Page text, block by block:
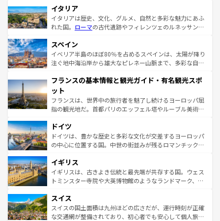
イタリア
イタリアは歴史、文化、グルメ、自然と多彩な魅力にあふ
れた国。 ローマの古代遺跡やフィレンツェのルネッサンス
ろん、トスカーナの美しい田園風景やアマルフィ海岸の絶
景など、自然景観も見逃せない。観光の合間には、本場の
ピザやパスタなど、絶品のイタリア料理を堪能することも
ませてくれるイタリアで、忘れられない旅をしてみよう！
なお、新着のイタリア情報は
しい。
スペイン
イベリア半島のほぼ80％を占めるスペインは、太陽が降り
注ぐ地中海沿岸から雄大なピレネー山脈まで、多彩な自然
文化が根付くこの国では、情熱的なフラメンコ、熱気あふ
れる闘牛、そして美味しいタパスが生活の一部となってい
る。首都マドリードの洗練された雰囲気や、バルセロナの
アートに溢れた街角から、地方では古代ローマ遺跡や中世
せる。地方によって風土や気候が異なるスペインはその個
性で訪れる人を魅了する。 なお、新着のスペイン情報は コ
ンテンツ一覧を参照してほしい。
フランスの基本情報と観光ガイド・有名観光スポ
ット
フランスは、世界中の旅行者を魅了し続けるヨーロッパ屈
指の観光地だ。首都パリのエッフェル塔やルーブル美術館
で、幅広い魅力が詰まっている。華麗な宮殿、歴史的な大
聖堂、美しいビーチ、そして豊かな自然が、訪れる者を心
から魅了する。また、フランスは美食の国としても知ら
いる。シャンパンの発祥地であるランス、プロヴァンスの
香り高いラベンダー畑など、多彩な楽しみ方が可能だ。さ
らに、パリ以外の地域にも魅力が溢れており、どの街角に
れる地方に足を運ぶとそれぞれで全く異なる文化を体験で
きるだろう。 なお、新着のフランス情報はコンテンツ一覧
を参照してほしい。
ドイツ
ドイツは、豊かな歴史と多彩な文化が交差するヨーロッパ
の中心に位置する国。中世の街並みが残るロマンチック街
顔を持つこの国は、どこを歩いても飽きることがない。ベ
ルリンの文化的活気、バイエルン州のアルプスの絶景、そ
してライン川沿いのワイン畑といった風景は必見。ビール
は、お酒好きな人にはぜひ体験してほしい。 なお、新着の
ドイツ情報はコンテンツ一覧を参照してほしい。
イギリス
イギリスは、古きよき伝統と最先端が共存する国。ウェス
トミンスター寺院や大英博物館のようなランドマーク、歴
リアごとに異なる魅力がある。また、優雅なアフタヌーン
ティー、ビール好きにはたまらない英国パブ、サッカー観
戦など、本場だからこそできる体験も豊富。イギリスを旅
スイス
スイスの国土面積は九州ほどの広さだが、運行時刻が正確
な交通網が整備されており、初心者でも安心して個人旅行